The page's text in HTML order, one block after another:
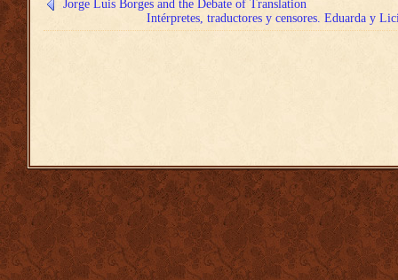
Jorge Luis Borges and the Debate of Translation
Intérpretes, traductores y censores. Eduarda y